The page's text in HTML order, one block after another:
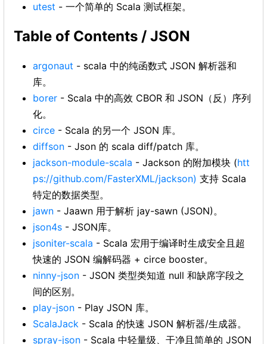
utest - 一个简单的 Scala 测试框架。
Table of Contents / JSON
argonaut - scala 中的纯函数式 JSON 解析器和
库。
borer - Scala 中的高效 CBOR 和 JSON（反）序列
化。
circe - Scala 的另一个 JSON 库。
diffson - Json 的 scala diff/patch 库。
jackson-module-scala - Jackson 的附加模块 (htt
ps://github.com/FasterXML/jackson) 支持 Scala
特定的数据类型。
jawn - Jaawn 用于解析 jay-sawn (JSON)。
json4s - JSON库。
jsoniter-scala - Scala 宏用于编译时生成安全且超
快速的 JSON 编解码器 + circe booster。
ninny-json - JSON 类型类知道 null 和缺席字段之
间的区别。
play-json - Play JSON 库。
ScalaJack - Scala 的快速 JSON 解析器/生成器。
spray-json - Scala 中轻量级、干净且简单的 JSON